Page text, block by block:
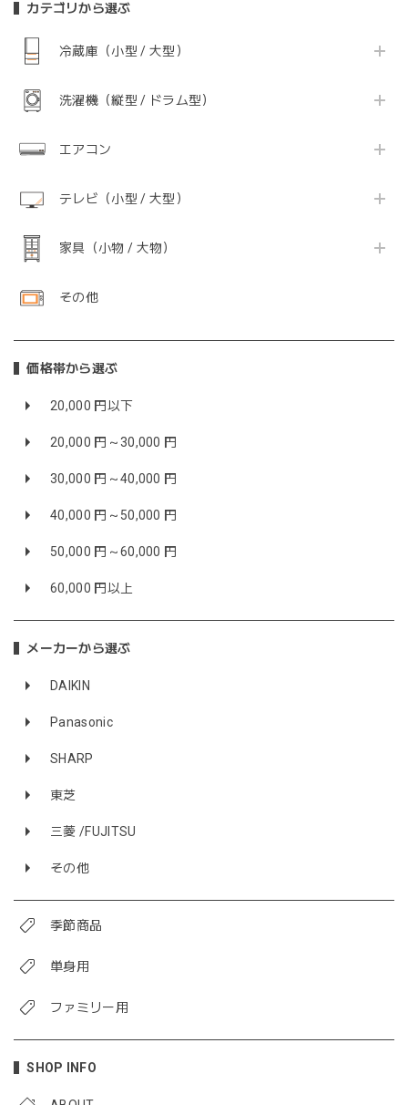
カテゴリから選ぶ
冷蔵庫（小型 / 大型）
洗濯機（縦型 / ドラム型）
エアコン
テレビ（小型 / 大型）
家具（小物 / 大物）
その他
価格帯から選ぶ
20,000 円以下
20,000 円～30,000 円
30,000 円～40,000 円
40,000 円～50,000 円
50,000 円～60,000 円
60,000 円以上
メーカーから選ぶ
DAIKIN
Panasonic
SHARP
東芝
三菱 /FUJITSU
その他
季節商品
単身用
ファミリー用
SHOP INFO